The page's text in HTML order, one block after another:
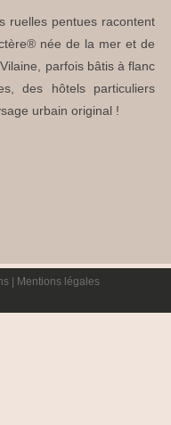
ruelles pentues racontent
née de la mer et de
parfois bâtis à flanc
des hôtels particuliers
urbain original !
Mentions légales